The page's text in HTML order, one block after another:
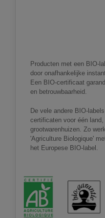
Producten met een BIO-
door onafhankelijke
Een BIO-certificaat
en betrouwbaarheid.
De vele andere BIO-
certificaten voor één
grootwarenhuizen. Zo
'Agriculture Biologique'
het Europese BIO-label.